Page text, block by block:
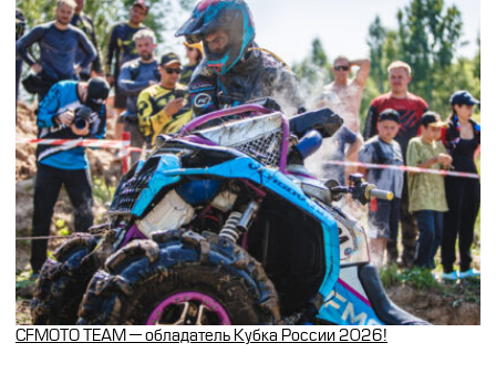
CFMOTO TEAM — обладатель Кубка России 2026!